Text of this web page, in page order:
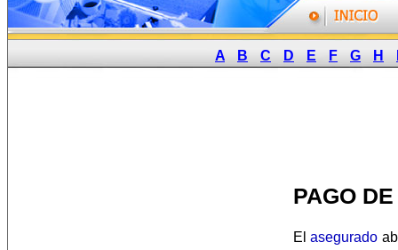
A B C D E F G H
PAGO
Elasegurado